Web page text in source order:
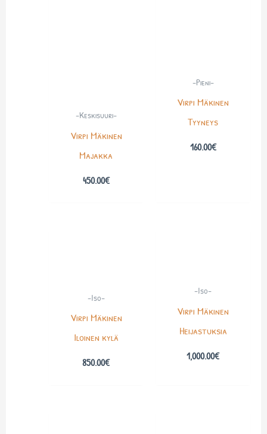
-Keskisuuri-
Virpi Mäkinen
Majakka
450.00€
-Pieni-
Virpi Mäkinen
Tyyneys
160.00€
-Iso-
Virpi Mäkinen
Iloinen kylä
850.00€
-Iso-
Virpi Mäkinen
Heijastuksia
1,000.00€